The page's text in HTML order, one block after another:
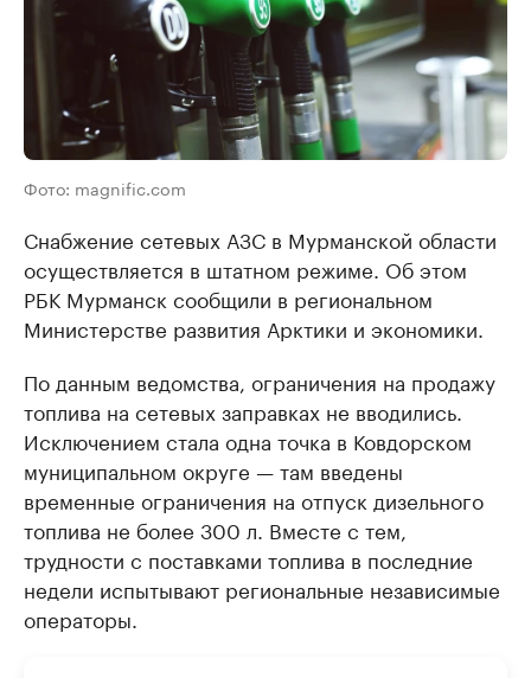
Фото: magnific.com
Снабжение сетевых АЗС в Мурманской области
осуществляется в штатном режиме. Об этом
РБК Мурманск сообщили в региональном
Министерстве развития Арктики и экономики.
По данным ведомства, ограничения на продажу
топлива на сетевых заправках не вводились.
Исключением стала одна точка в Ковдорском
муниципальном округе — там введены
временные ограничения на отпуск дизельного
топлива не более 300 л. Вместе с тем,
трудности с поставками топлива в последние
недели испытывают региональные независимые
операторы.